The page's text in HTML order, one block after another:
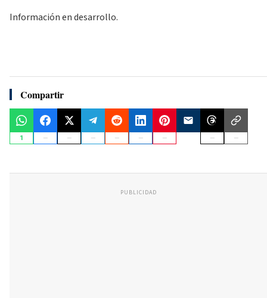
Información en desarrollo.
Compartir
1
PUBLICIDAD